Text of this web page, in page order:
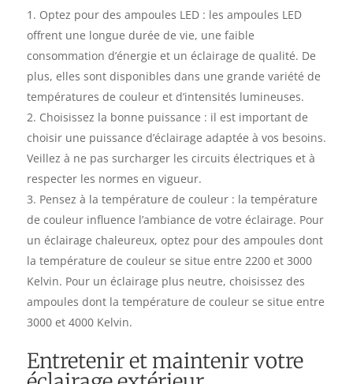
Optez pour des ampoules LED : les ampoules LED
offrent une longue durée de vie, une faible
consommation d’énergie et un éclairage de qualité. De
plus, elles sont disponibles dans une grande variété de
températures de couleur et d’intensités lumineuses.
Choisissez la bonne puissance : il est important de
choisir une puissance d’éclairage adaptée à vos besoins.
Veillez à ne pas surcharger les circuits électriques et à
respecter les normes en vigueur.
Pensez à la température de couleur : la température
de couleur influence l’ambiance de votre éclairage. Pour
un éclairage chaleureux, optez pour des ampoules dont
la température de couleur se situe entre 2200 et 3000
Kelvin. Pour un éclairage plus neutre, choisissez des
ampoules dont la température de couleur se situe entre
3000 et 4000 Kelvin.
Entretenir et maintenir votre